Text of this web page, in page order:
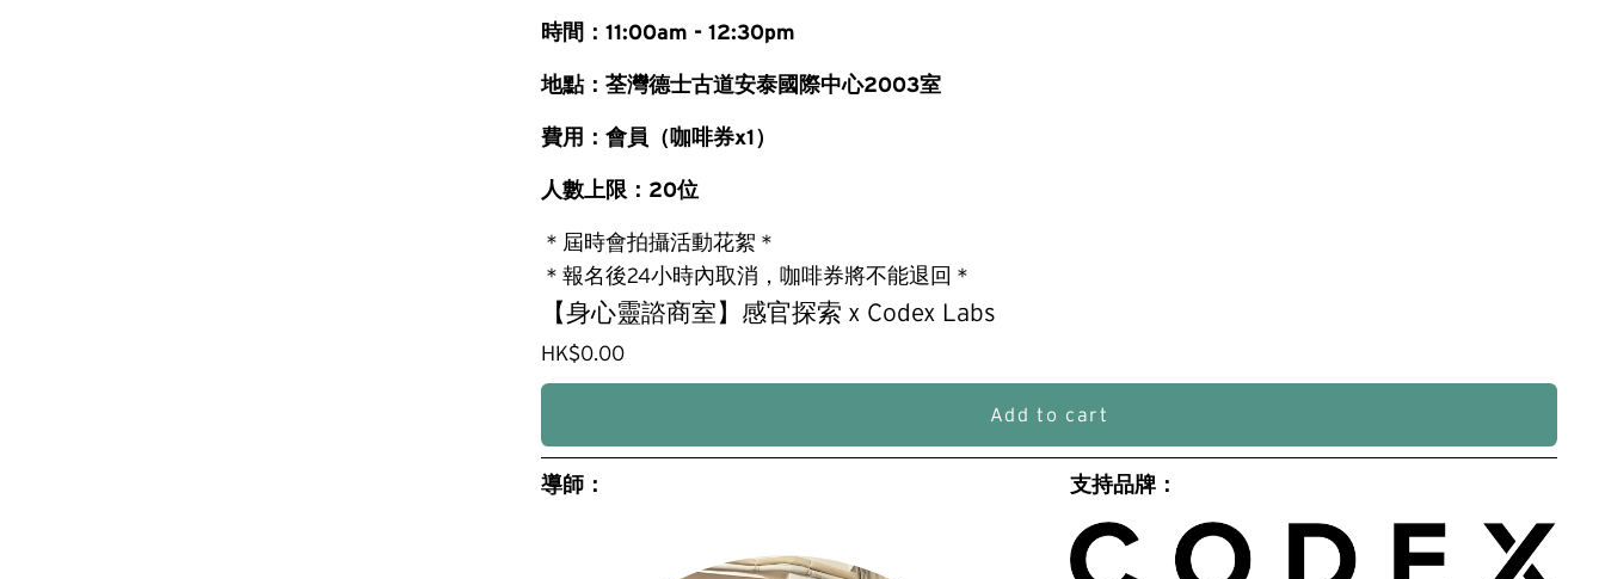
時間：11:00am - 12:30pm
地點：荃灣德士古道安泰國際中心2003室
費用：會員（咖啡券x1）
人數上限：20位
＊屆時會拍攝活動花絮＊
＊報名後24小時內取消，咖啡券將不能退回＊
【身心靈諮商室】感官探索 x Codex Labs
HK$0.00
Add to cart
支持品牌：
導師：